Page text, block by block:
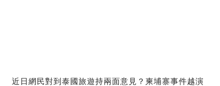
近日網民對到泰國旅遊持兩面意見？柬埔寨事件越演